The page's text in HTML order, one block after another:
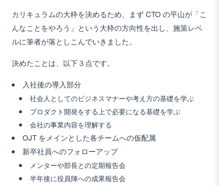
カリキュラムの大枠を決めるため、まず CTO の平山が「こ
んなことをやろう」という大枠の方向性を出し、施策レベ
ルに筆者が落としこんでいきました。
決めたことは、以下３点です。
入社後の導入部分
社会人としてのビジネスマナーや考え方の基礎を学ぶ
プロダクト開発をする上で必要になる基礎を学ぶ
会社の事業内容を理解する
OJT をメインとした各チームへの仮配属
新卒社員へのフォローアップ
メンターや部長との定期報告会
半年後に役員陣への成果報告会